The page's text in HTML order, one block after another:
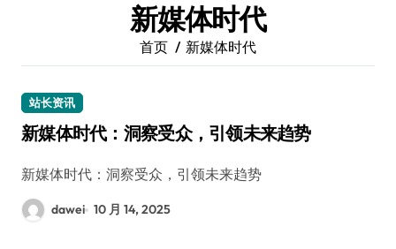
新媒体时代
首页 新媒体时代
站长资讯
新媒体时代：洞察受众，引领未来趋势
新媒体时代：洞察受众，引领未来趋势
dawei 10 月 14, 2025